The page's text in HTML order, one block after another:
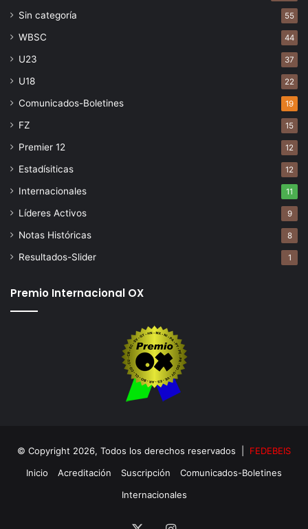
Sin categoría 55
WBSC 44
U23 37
U18 22
Comunicados-Boletines 19
FZ 15
Premier 12 12
Estadísiticas 12
Internacionales 11
Líderes Activos 9
Notas Históricas 8
Resultados-Slider 1
Premio Internacional OX
© Copyright 2026, Todos los derechos reservados | FEDEBEIS
Inicio
Acreditación Suscripción
Comunicados-Boletines
Internacionales